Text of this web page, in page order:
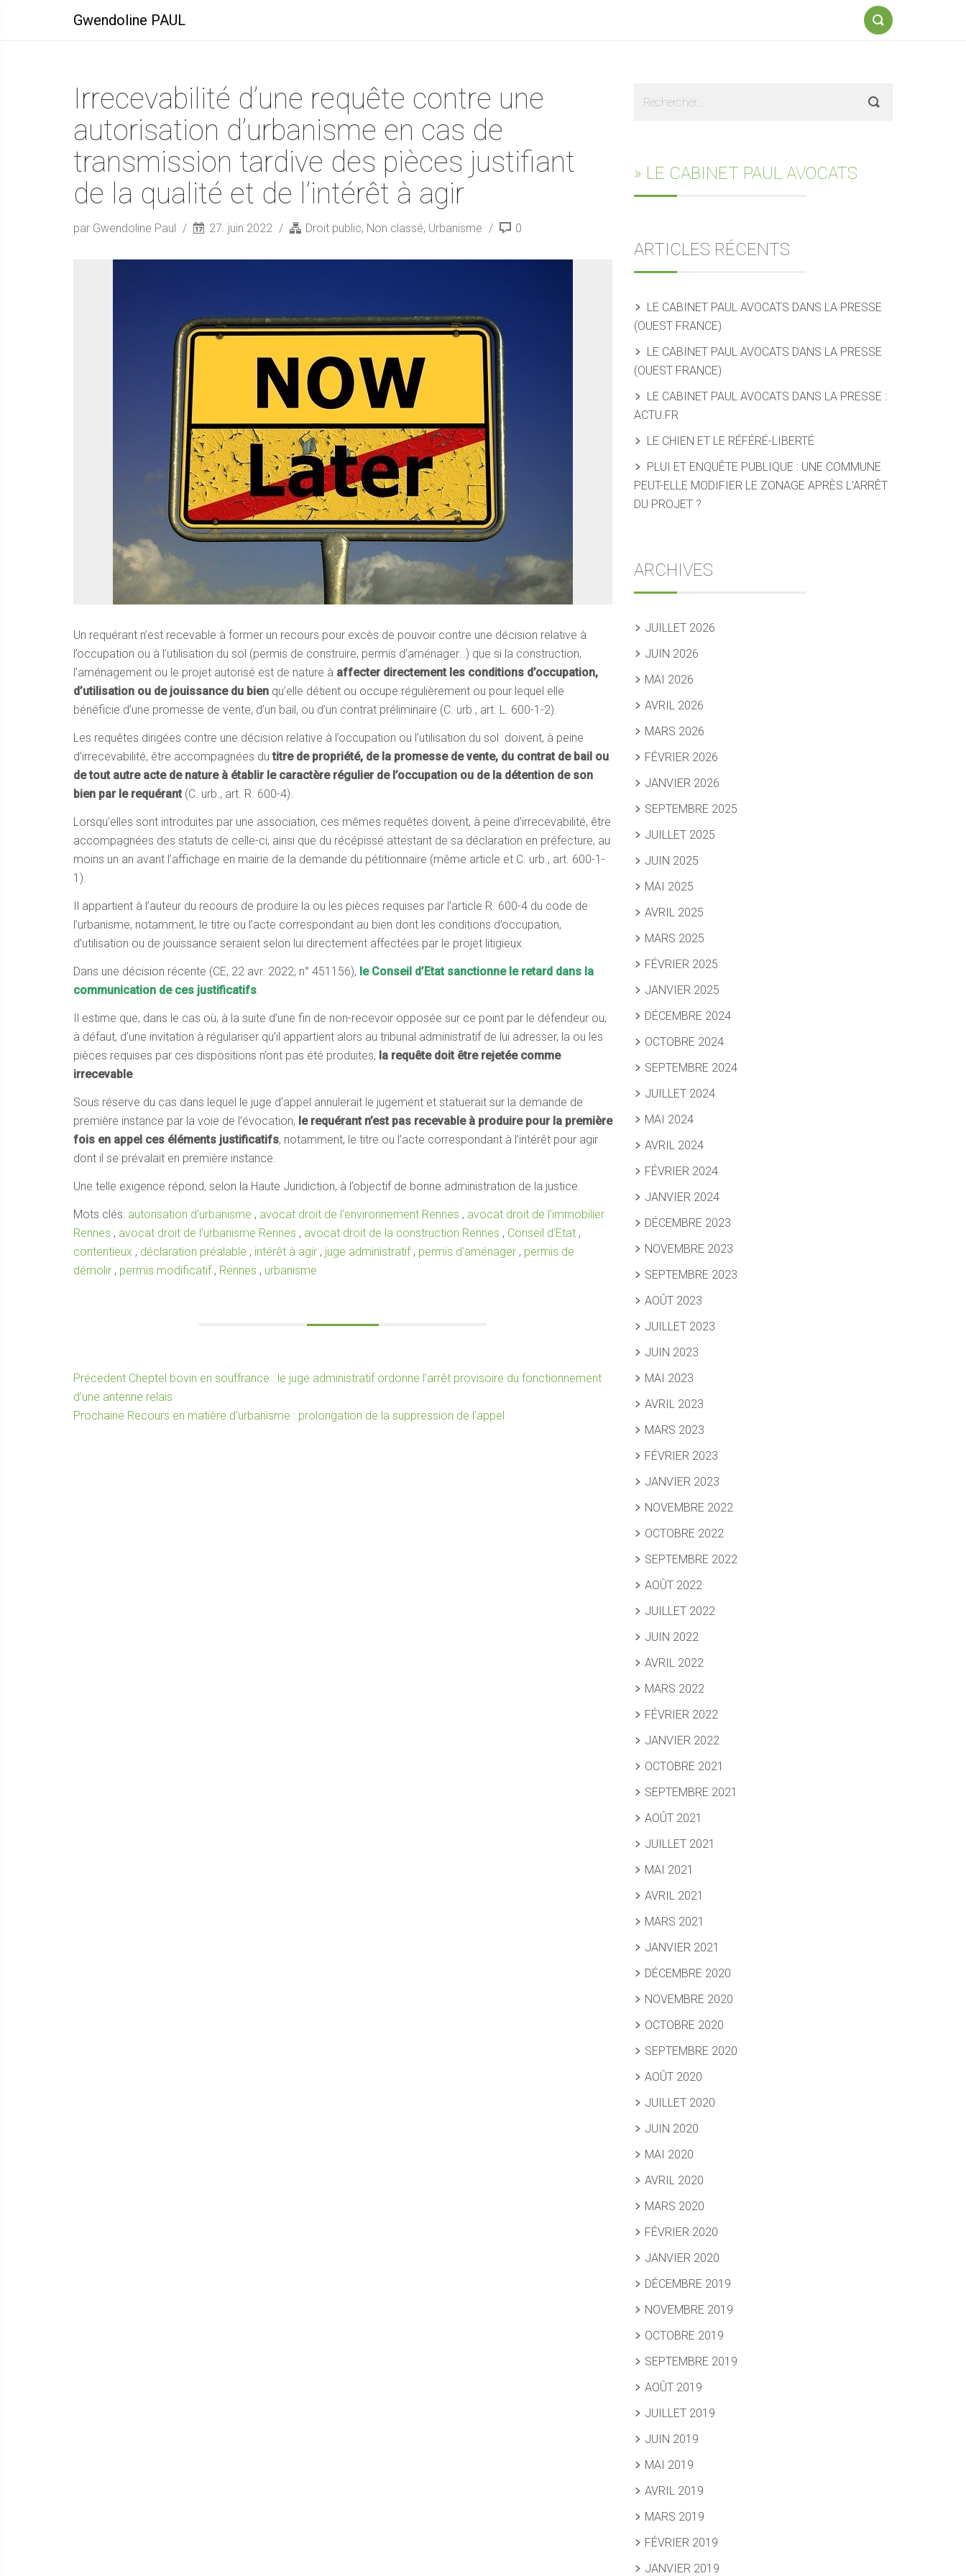
Gwendoline PAUL
Irrecevabilité d’une requête contre une
autorisation d’urbanisme en cas de
transmission tardive des pièces justifiant
de la qualité et de l’intérêt à agir
par Gwendoline Paul 27. juin 2022 Droit public, Non classé, Urbanisme 0
Un requérant n’est recevable à former un recours pour excès de pouvoir contre une décision relative à
l’occupation ou à l’utilisation du sol (permis de construire, permis d’aménager…) que si la construction,
l’aménagement ou le projet autorisé est de nature à affecter directement les conditions d’occupation,
d’utilisation ou de jouissance du bien qu’elle détient ou occupe régulièrement ou pour lequel elle
bénéficie d’une promesse de vente, d’un bail, ou d’un contrat préliminaire (C. urb., art. L. 600-1-2).
Les requêtes dirigées contre une décision relative à l’occupation ou l’utilisation du sol doivent, à peine
d’irrecevabilité, être accompagnées dutitre de propriété, de la promesse de vente, du contrat de bail ou
de tout autre acte de nature à établir le caractère régulier de l’occupation ou de la détention de son
bien par le requérant (C. urb., art. R. 600-4).
Lorsqu’elles sont introduites par une association, ces mêmes requêtes doivent, à peine d’irrecevabilité, être
accompagnées des statuts de celle-ci, ainsi que du récépissé attestant de sa déclaration en préfecture, au
moins un an avant l’affichage en mairie de la demande du pétitionnaire (même article et C. urb., art. 600-1-
1).
Il appartient à l’auteur du recours de produire la ou les pièces requises par l’article R. 600-4 du code de
l’urbanisme, notamment, le titre ou l’acte correspondant au bien dont les conditions d’occupation,
d’utilisation ou de jouissance seraient selon lui directement affectées par le projet litigieux.
Dans une décision récente (CE, 22 avr. 2022, n° 451156), le Conseil d’Etat sanctionne le retard dans la
communication de ces justificatifs.
Il estime que, dans le cas où, à la suite d’une fin de non-recevoir opposée sur ce point par le défendeur ou,
à défaut, d’une invitation à régulariser qu’il appartient alors au tribunal administratif de lui adresser, la ou les
pièces requises par ces dispositions n’ont pas été produites, la requête doit être rejetée comme
irrecevable.
Sous réserve du cas dans lequel le juge d’appel annulerait le jugement et statuerait sur la demande de
première instance par la voie de l’évocation, le requérant n’est pas recevable à produire pour la première
fois en appel ces éléments justificatifs, notamment, le titre ou l’acte correspondant à l’intérêt pour agir
dont il se prévalait en première instance.
Une telle exigence répond, selon la Haute Juridiction, à l’objectif de bonne administration de la justice.
Mots clés: autorisation d'urbanisme , avocat droit de l'environnement Rennes , avocat droit de l'immobilier
Rennes , avocat droit de l'urbanisme Rennes , avocat droit de la construction Rennes , Conseil d'Etat ,
contentieux , déclaration préalable , intérêt à agir , juge administratif, permis d'aménager , permis de
démolir , permis modificatif, Rennes , urbanisme
Navigation
de
Précedent Article
précédent :
Cheptel bovin en souffrance : le juge administratif ordonne l’arrêt provisoire du fonctionnement
d’une antenne relais
Prochaine Article
Recours en matière d’urbanisme : prolongation de la suppression de l’appel
Sidebar
» LE CABINET PAUL AVOCATS
ARTICLES RÉCENTS
LE CABINET PAUL AVOCATS DANS LA PRESSE
(OUEST FRANCE)
LE CABINET PAUL AVOCATS DANS LA PRESSE
(OUEST FRANCE)
LE CABINET PAUL AVOCATS DANS LA PRESSE :
ACTU.FR
LE CHIEN ET LE RÉFÉRÉ-LIBERTÉ
PLUI ET ENQUÊTE PUBLIQUE : UNE COMMUNE
PEUT-ELLE MODIFIER LE ZONAGE APRÈS L’ARRÊT
DU PROJET ?
ARCHIVES
JUILLET 2026
JUIN 2026
MAI 2026
AVRIL 2026
MARS 2026
FÉVRIER 2026
JANVIER 2026
SEPTEMBRE 2025
JUILLET 2025
JUIN 2025
MAI 2025
AVRIL 2025
MARS 2025
FÉVRIER 2025
JANVIER 2025
DÉCEMBRE 2024
OCTOBRE 2024
SEPTEMBRE 2024
JUILLET 2024
MAI 2024
AVRIL 2024
FÉVRIER 2024
JANVIER 2024
DÉCEMBRE 2023
NOVEMBRE 2023
SEPTEMBRE 2023
AOÛT 2023
JUILLET 2023
JUIN 2023
MAI 2023
AVRIL 2023
MARS 2023
FÉVRIER 2023
JANVIER 2023
NOVEMBRE 2022
OCTOBRE 2022
SEPTEMBRE 2022
AOÛT 2022
JUILLET 2022
JUIN 2022
AVRIL 2022
MARS 2022
FÉVRIER 2022
JANVIER 2022
OCTOBRE 2021
SEPTEMBRE 2021
AOÛT 2021
JUILLET 2021
MAI 2021
AVRIL 2021
MARS 2021
JANVIER 2021
DÉCEMBRE 2020
NOVEMBRE 2020
OCTOBRE 2020
SEPTEMBRE 2020
AOÛT 2020
JUILLET 2020
JUIN 2020
MAI 2020
AVRIL 2020
MARS 2020
FÉVRIER 2020
JANVIER 2020
DÉCEMBRE 2019
NOVEMBRE 2019
OCTOBRE 2019
SEPTEMBRE 2019
AOÛT 2019
JUILLET 2019
JUIN 2019
MAI 2019
AVRIL 2019
MARS 2019
FÉVRIER 2019
JANVIER 2019